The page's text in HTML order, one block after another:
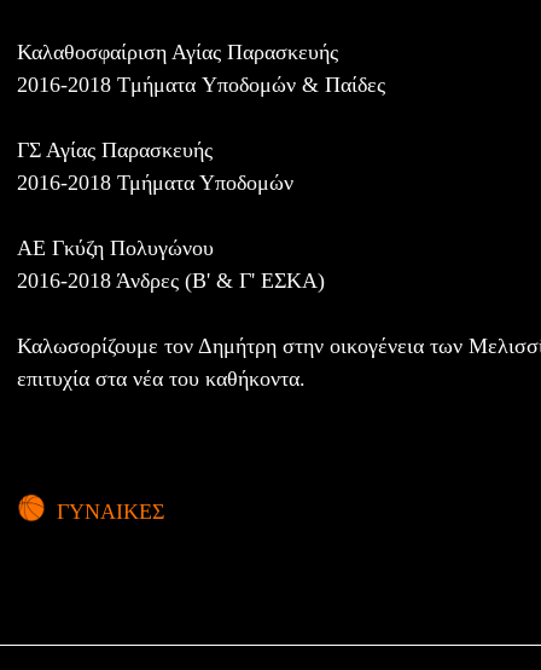
Καλαθοσφαίριση Αγίας Παρασκευής
2016-2018 Tμήματα Yποδομών & Παίδες
ΓΣ Αγίας Παρασκευής
2016-2018 Τμήματα Υποδομών
ΑΕ Γκύζη Πολυγώνου
2016-2018 Άνδρες (Β' & Γ' ΕΣΚΑ)
Καλωσορίζουμε τον Δημήτρη στην οικογένεια των
επιτυχία στα νέα του καθήκοντα.
ΓΥΝΑΙΚΕΣ